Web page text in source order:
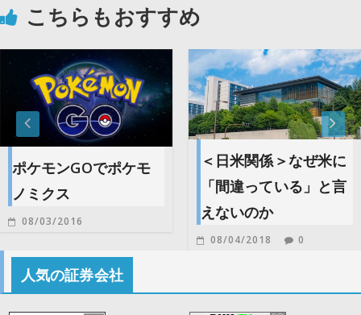
こちらもおすすめ
ポケモンGOでポケモ
ノミクス
08/03/2016
＜日米関係＞なぜ米に
「間違っている」と言
えないのか
08/04/2018 0
人気の証券会社